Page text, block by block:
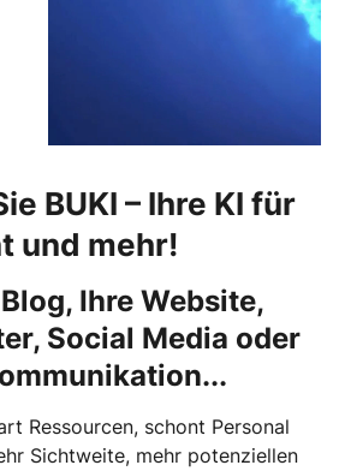
BUKI – Ihre KI für
und mehr!
Ihre Website,
Social Media oder
Ressourcen, schont Personal
Sichtweite, mehr potenziellen